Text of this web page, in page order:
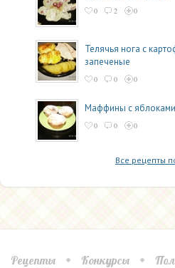
0 2 0
Телячья нога с
запеченые
0 0 0
Маффины с яблоками
0 0 0
Все рецепты
Рецепты Конкурсы